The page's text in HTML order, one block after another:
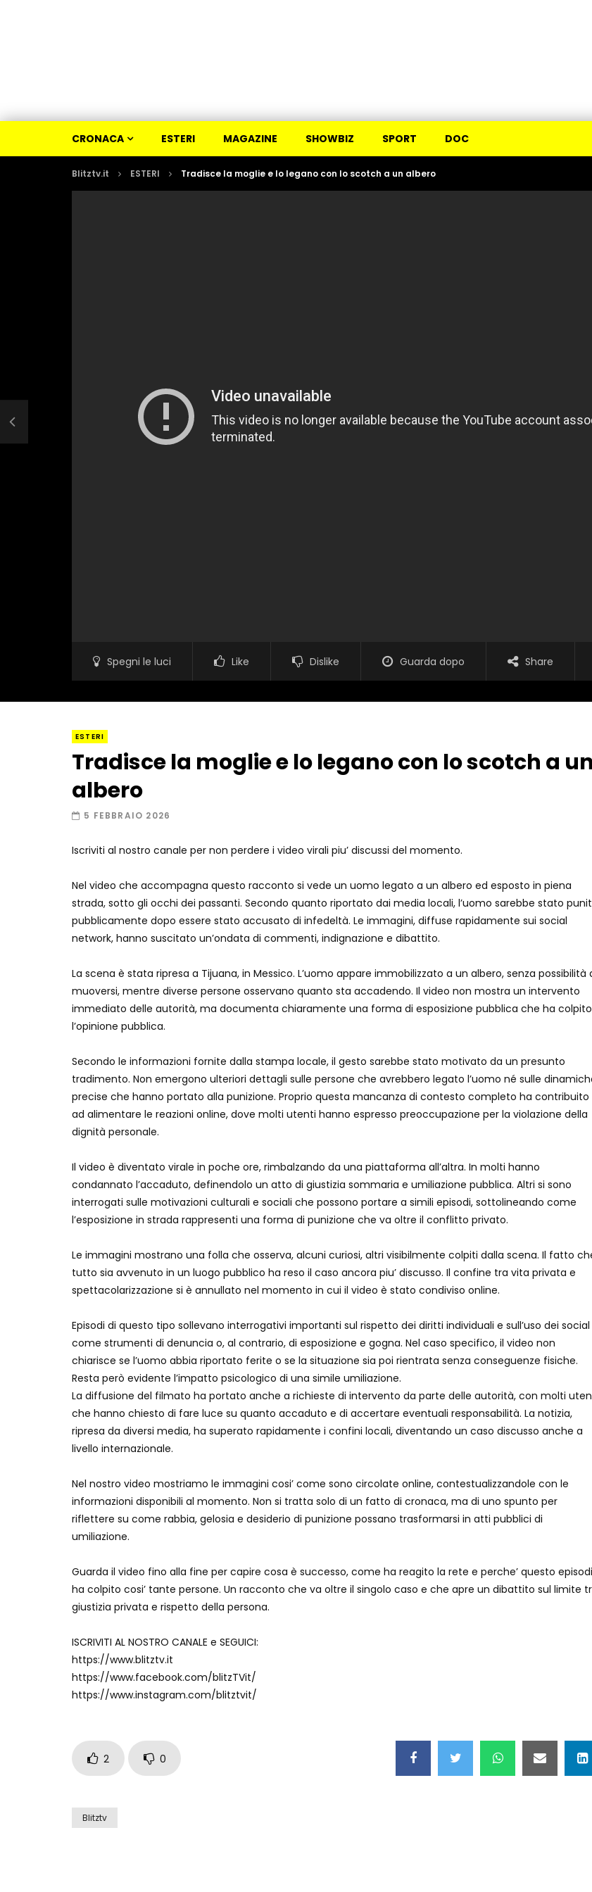
CRONACA ESTERI MAGAZINE SHOWBIZ SPORT DOC
Blitztv.it ESTERI Tradisce la moglie e lo legano con lo scotch a un albero
Spegni le luci Like Dislike Guarda dopo Share
ESTERI
Tradisce la moglie e lo legano con lo scotch a un
albero
5 FEBBRAIO 2026
Iscriviti al nostro canale per non perdere i video virali piu’ discussi del momento.
Nel video che accompagna questo racconto si vede un uomo legato a un albero ed esposto in piena
strada, sotto gli occhi dei passanti. Secondo quanto riportato dai media locali, l’uomo sarebbe stato
pubblicamente dopo essere stato accusato di infedeltà. Le immagini, diffuse rapidamente sui social
network, hanno suscitato un’ondata di commenti, indignazione e dibattito.
La scena è stata ripresa a Tijuana, in Messico. L’uomo appare immobilizzato a un albero, senza possibilità
muoversi, mentre diverse persone osservano quanto sta accadendo. Il video non mostra un intervento
immediato delle autorità, ma documenta chiaramente una forma di esposizione pubblica che ha colpito
l’opinione pubblica.
Secondo le informazioni fornite dalla stampa locale, il gesto sarebbe stato motivato da un presunto
tradimento. Non emergono ulteriori dettagli sulle persone che avrebbero legato l’uomo né sulle
precise che hanno portato alla punizione. Proprio questa mancanza di contesto completo ha contribuito
ad alimentare le reazioni online, dove molti utenti hanno espresso preoccupazione per la violazione della
dignità personale.
Il video è diventato virale in poche ore, rimbalzando da una piattaforma all’altra. In molti hanno
condannato l’accaduto, definendolo un atto di giustizia sommaria e umiliazione pubblica. Altri si sono
interrogati sulle motivazioni culturali e sociali che possono portare a simili episodi, sottolineando come
l’esposizione in strada rappresenti una forma di punizione che va oltre il conflitto privato.
Le immagini mostrano una folla che osserva, alcuni curiosi, altri visibilmente colpiti dalla scena. Il fatto
tutto sia avvenuto in un luogo pubblico ha reso il caso ancora piu’ discusso. Il confine tra vita privata e
spettacolarizzazione si è annullato nel momento in cui il video è stato condiviso online.
Episodi di questo tipo sollevano interrogativi importanti sul rispetto dei diritti individuali e sull’uso dei social
come strumenti di denuncia o, al contrario, di esposizione e gogna. Nel caso specifico, il video non
chiarisce se l’uomo abbia riportato ferite o se la situazione sia poi rientrata senza conseguenze fisiche.
Resta però evidente l’impatto psicologico di una simile umiliazione.
La diffusione del filmato ha portato anche a richieste di intervento da parte delle autorità, con molti
che hanno chiesto di fare luce su quanto accaduto e di accertare eventuali responsabilità. La notizia,
ripresa da diversi media, ha superato rapidamente i confini locali, diventando un caso discusso anche a
livello internazionale.
Nel nostro video mostriamo le immagini cosi’ come sono circolate online, contestualizzandole con le
informazioni disponibili al momento. Non si tratta solo di un fatto di cronaca, ma di uno spunto per
riflettere su come rabbia, gelosia e desiderio di punizione possano trasformarsi in atti pubblici di
umiliazione.
Guarda il video fino alla fine per capire cosa è successo, come ha reagito la rete e perche’ questo
ha colpito cosi’ tante persone. Un racconto che va oltre il singolo caso e che apre un dibattito sul limite
giustizia privata e rispetto della persona.
ISCRIVITI AL NOSTRO CANALE e SEGUICI:
https://www.blitztv.it
https://www.facebook.com/blitzTVit/
https://www.instagram.com/blitztvit/
2 0
Blitztv